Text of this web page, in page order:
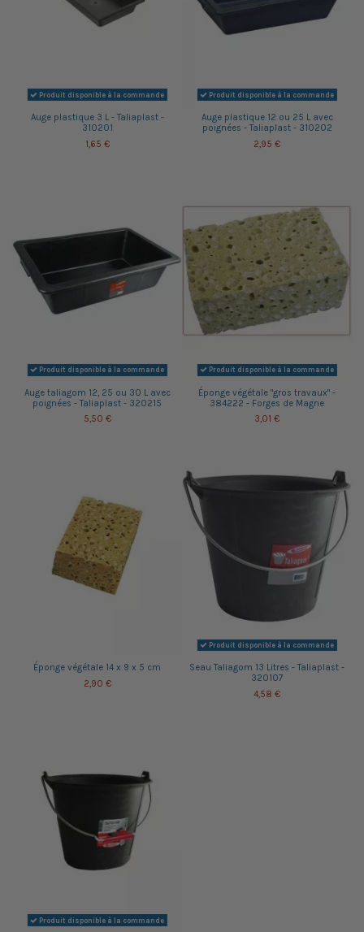
Produit disponible à la commande
Auge plastique 3 L - Taliaplast -
310201
1,65 €
Produit disponible à la commande
Auge plastique 12 ou 25 L avec
poignées - Taliaplast - 310202
2,95 €
Produit disponible à la commande
Auge taliagom 12, 25 ou 30 L avec
poignées - Taliaplast - 320215
5,50 €
Produit disponible à la commande
Éponge végétale "gros travaux" -
384222 - Forges de Magne
3,01 €
Éponge végétale 14 x 9 x 5 cm
2,90 €
Produit disponible à la commande
Seau Taliagom 13 Litres - Taliaplast -
320107
4,58 €
Produit disponible à la commande